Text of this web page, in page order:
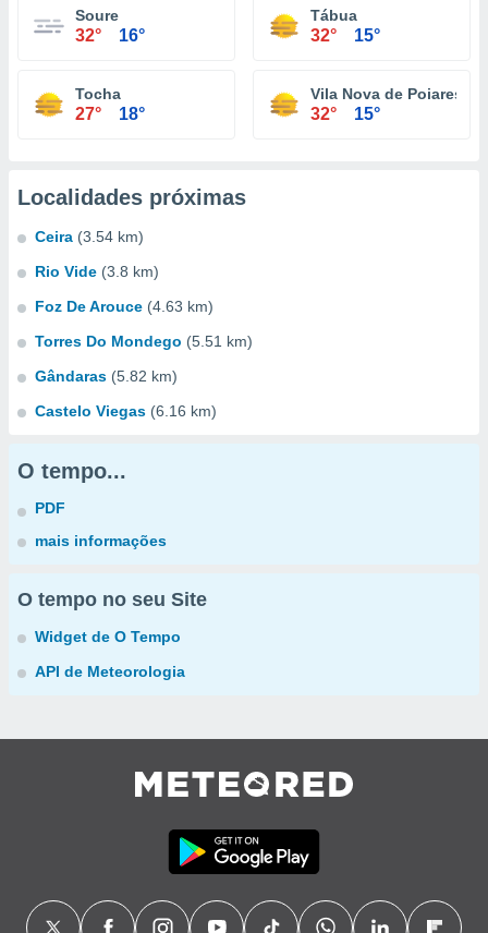
Soure
32° 16°
Tábua
32° 15°
Tocha
27° 18°
Vila Nova de Poiares
32° 15°
Localidades próximas
Ceira (3.54 km)
Rio Vide (3.8 km)
Foz De Arouce (4.63 km)
Torres Do Mondego (5.51 km)
Gândaras (5.82 km)
Castelo Viegas (6.16 km)
O tempo...
PDF
mais informações
O tempo no seu Site
Widget de O Tempo
API de Meteorologia